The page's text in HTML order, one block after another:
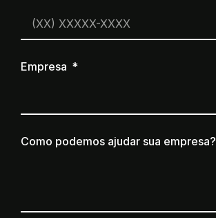
Empresa
Como podemos ajudar sua empresa?